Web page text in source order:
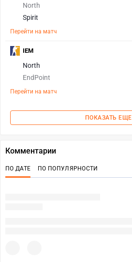
North
Spirit
Перейти на матч
North
EndPoint
Перейти на матч
IEM
ПОКАЗАТЬ ЕЩЕ
Комментарии
ПО ДАТЕ ПО ПОПУЛЯРНОСТИ